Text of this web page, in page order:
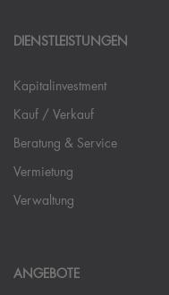
DIENSTLEISTUNGEN
Kapitalinvestment
Kauf / Verkauf
Beratung & Service
Vermietung
Verwaltung
ANGEBOTE